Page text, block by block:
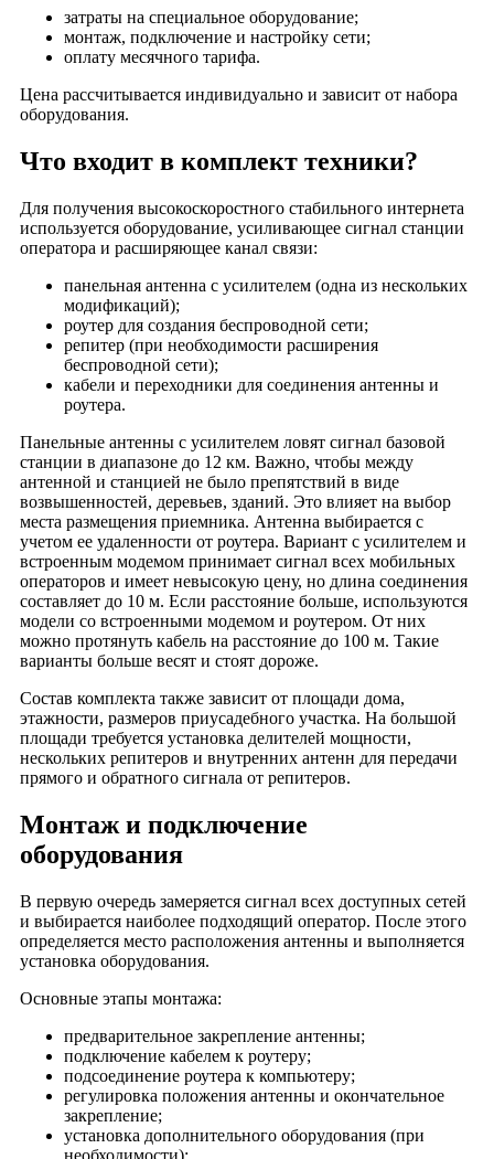
Деревня Федоровка
Деревня Федотово
Деревня Филатово
Деревня Фомино
Деревня Харламово
Деревня Часлицы
Деревня Чисти
Деревня Чиур
Деревня Шевертни
Деревня Шестимирово
Деревня Ягодино
Деревня Язвицы
Деревня Дудор
Деревня Синцово
Деревня Лесная
Деревня Николополье
Деревня Ильичевка
Деревня Красный Якорь
Деревня Облепиха
Село Великодворье
Село Вешки
Село Георгиево
Село Григорьево
Село Губцево
Село Гусь-Парахино
Село Дубасово
Село Заколпье
Село Колпь
Село Крюково
Село Нарма
Село Палищи
Село Тащилово
Село Эрлекс
Посёлок Анопино
Посёлок Великодворский
Посёлок Гаврино
затраты на специальное оборудование;
монтаж, подключение и настройку сети;
оплату месячного тарифа.
Цена рассчитывается индивидуально и зависит от набора
оборудования.
Что входит в комплект техники?
Для получения высокоскоростного стабильного интернета
используется оборудование, усиливающее сигнал станции
оператора и расширяющее канал связи:
панельная антенна с усилителем (одна из нескольких
модификаций);
роутер для создания беспроводной сети;
репитер (при необходимости расширения
беспроводной сети);
кабели и переходники для соединения антенны и
роутера.
Панельные антенны с усилителем ловят сигнал базовой
станции в диапазоне до 12 км. Важно, чтобы между
антенной и станцией не было препятствий в виде
возвышенностей, деревьев, зданий. Это влияет на выбор
места размещения приемника. Антенна выбирается с
учетом ее удаленности от роутера. Вариант с усилителем и
встроенным модемом принимает сигнал всех мобильных
операторов и имеет невысокую цену, но длина соединения
составляет до 10 м. Если расстояние больше, используются
модели со встроенными модемом и роутером. От них
можно протянуть кабель на расстояние до 100 м. Такие
варианты больше весят и стоят дороже.
Состав комплекта также зависит от площади дома,
этажности, размеров приусадебного участка. На большой
площади требуется установка делителей мощности,
нескольких репитеров и внутренних антенн для передачи
прямого и обратного сигнала от репитеров.
Монтаж и подключение
оборудования
В первую очередь замеряется сигнал всех доступных сетей
и выбирается наиболее подходящий оператор. После этого
определяется место расположения антенны и выполняется
установка оборудования.
Основные этапы монтажа:
предварительное закрепление антенны;
подключение кабелем к роутеру;
подсоединение роутера к компьютеру;
регулировка положения антенны и окончательное
закрепление;
установка дополнительного оборудования (при
необходимости);